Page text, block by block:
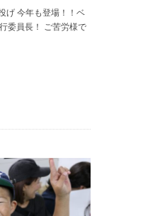
げ 今年も登場！！ベ
委員長！ ご苦労様で